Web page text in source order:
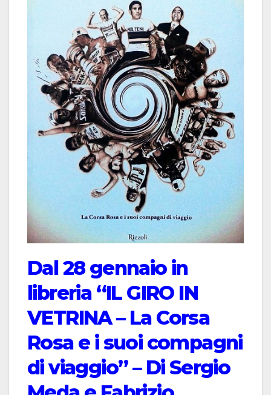
Dal 28 gennaio in
libreria “IL GIRO IN
VETRINA – La Corsa
Rosa e i suoi compagni
di viaggio” – Di Sergio